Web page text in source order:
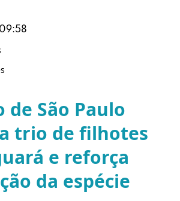
de São Paulo
trio de filhotes
e reforça
da espécie